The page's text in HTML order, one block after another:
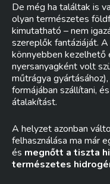
De még ha találtak is
olyan természetes
kimutatható – nem
szereplők fantáziáját.
könnyebben kezelhető
nyersanyagként volt
műtrágya
formájában szállítani,
átalakítást.
A helyzet azonban
felhasználása ma már
és megnőtt a tiszta
természetes